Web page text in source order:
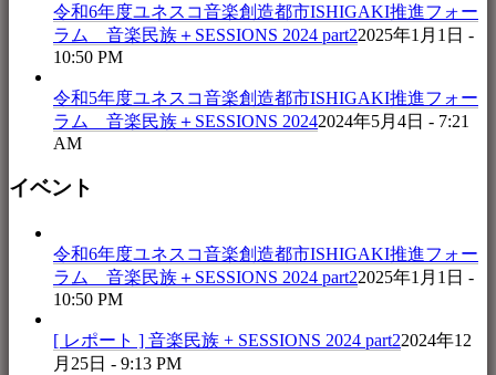
令和6年度ユネスコ音楽創造都市ISHIGAKI推進フォー
ラム 音楽民族＋SESSIONS 2024 part22025年1月1日 -
10:50 PM
令和5年度ユネスコ音楽創造都市ISHIGAKI推進フォー
ラム 音楽民族＋SESSIONS 20242024年5月4日 - 7:21
AM
イベント
令和6年度ユネスコ音楽創造都市ISHIGAKI推進フォー
ラム 音楽民族＋SESSIONS 2024 part22025年1月1日 -
10:50 PM
[ レポート ] 音楽民族 + SESSIONS 2024 part22024年12
月25日 - 9:13 PM